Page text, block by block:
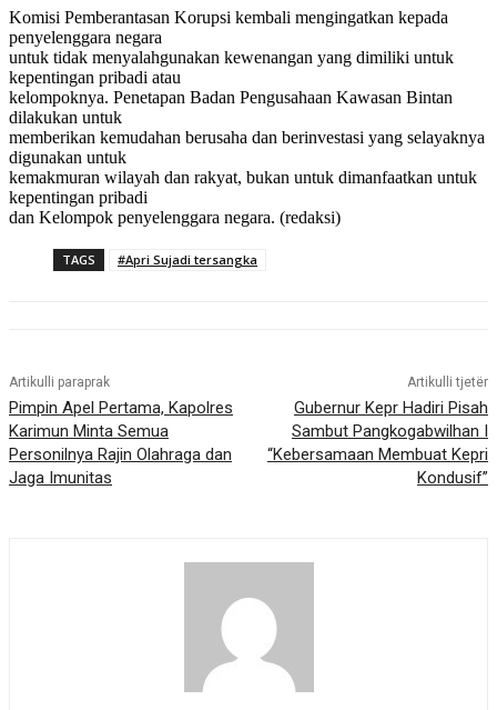
Komisi Pemberantasan Korupsi kembali mengingatkan kepada
penyelenggara negara
untuk tidak menyalahgunakan kewenangan yang dimiliki untuk
kepentingan pribadi atau
kelompoknya. Penetapan Badan Pengusahaan Kawasan Bintan
dilakukan untuk
memberikan kemudahan berusaha dan berinvestasi yang selayaknya
digunakan untuk
kemakmuran wilayah dan rakyat, bukan untuk dimanfaatkan untuk
kepentingan pribadi
dan Kelompok penyelenggara negara. (redaksi)
TAGS #Apri Sujadi tersangka
Artikulli paraprak
Pimpin Apel Pertama, Kapolres
Karimun Minta Semua
Personilnya Rajin Olahraga dan
Jaga Imunitas
Artikulli tjetër
Gubernur Kepr Hadiri Pisah
Sambut Pangkogabwilhan I
“Kebersamaan Membuat Kepri
Kondusif”